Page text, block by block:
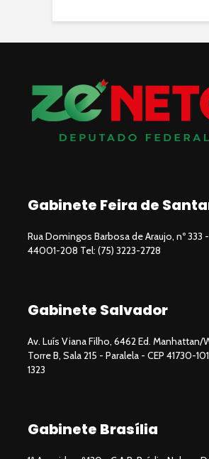
Gabinete Feira de
Rua Domingos Barbosa de Araujo, nº 333
44001-208 Tel: (75) 3223-2728
Gabinete Salvador
Av. Luís Viana Filho, 6462 Ed. Manhattan/
Torre B, Sala 215 - Paralela - CEP 41730-
1323
Gabinete Brasília